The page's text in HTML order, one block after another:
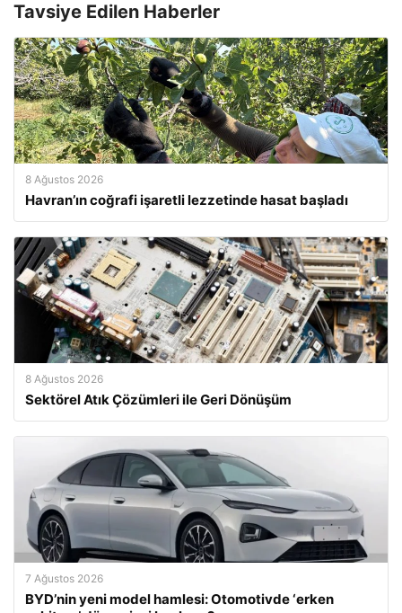
Tavsiye Edilen Haberler
8 Ağustos 2026
Havran’ın coğrafi işaretli lezzetinde hasat başladı
8 Ağustos 2026
Sektörel Atık Çözümleri ile Geri Dönüşüm
7 Ağustos 2026
BYD’nin yeni model hamlesi: Otomotivde ‘erken